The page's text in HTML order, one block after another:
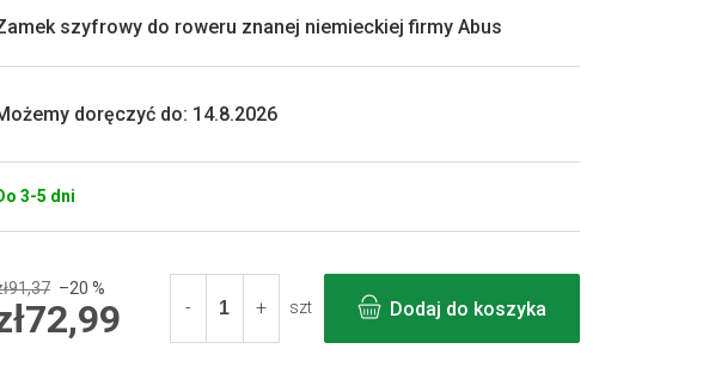
3-5 dni
doręczyć do: 14.8.2026
szyfrowy do roweru znanej niemieckiej firmy Abus
–20 %
szt Dodaj do koszyka